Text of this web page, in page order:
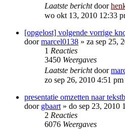
Laatste berichtdoor
wo okt 13, 2010 12:33
[opgelost] volgende vorrige
doormarcel0138 » za sep 25,
1 Reacties
3450 Weergaves
Laatste berichtdoor
zo sep 26, 2010 4:51 pm
presentatie omzetten naar
door gbaart » do sep 23, 2010
2 Reacties
6076 Weergaves